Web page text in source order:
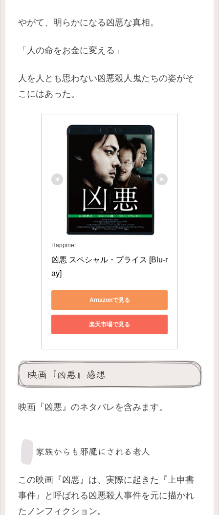
やがて、明らかになる凶悪な真相。
「人の命をお金に変える」
人を人とも思わない凶悪殺人鬼たちの姿がそ
こにはあった。
Happinet
凶悪 スペシャル・プライス [Blu-r
ay]
Amazonで見る
楽天市場で見る
映画『凶悪』感想
映画『凶悪』のネタバレを含みます。
家族からも邪魔にされる老人
この映画『凶悪』は、実際に起きた『上申書
事件』と呼ばれる凶悪殺人事件を元に描かれ
たノンフィクション。